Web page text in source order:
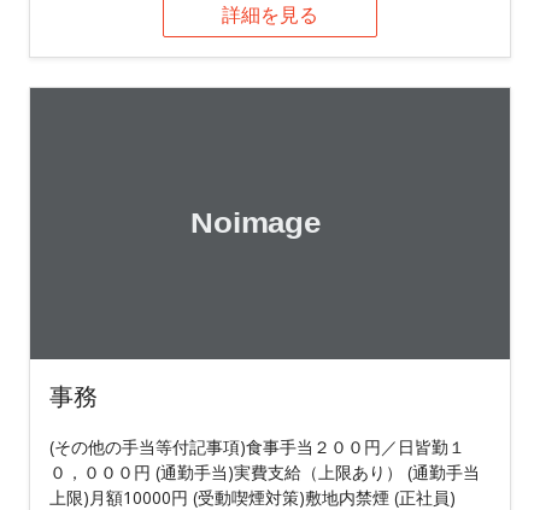
詳細を見る
事務
(その他の手当等付記事項)食事手当２００円／日皆勤１
０，０００円 (通勤手当)実費支給（上限あり） (通勤手当
上限)月額10000円 (受動喫煙対策)敷地内禁煙 (正社員)